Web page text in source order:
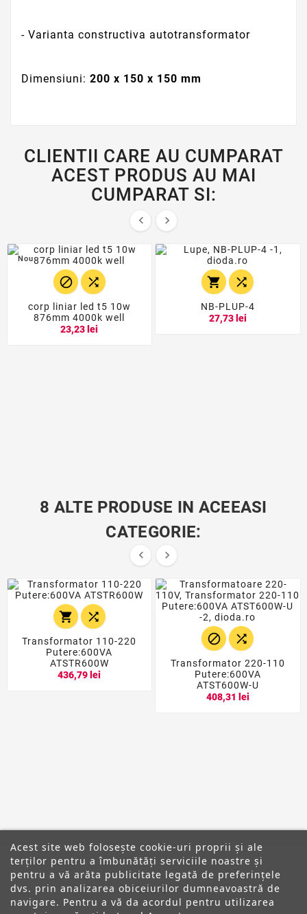
- Varianta constructiva autotransformator
Dimensiuni: 200 x 150 x 150 mm
CLIENTII CARE AU CUMPARAT
ACEST PRODUS AU MAI
CUMPARAT SI:
 
Nou
 
corp liniar led t5 10w
876mm 4000k well
23,23 lei
 
NB-PLUP-4
27,73 lei
8 ALTE PRODUSE IN ACEEASI
CATEGORIE:
 
 
Transformator 110-220
Putere:600VA
ATSTR600W
436,79 lei
 
Transformator 220-110
Putere:600VA
ATST600W-U
408,31 lei
ANPC
Acest site web folosește cookie-uri proprii și ale
terților pentru a îmbunătăți serviciile noastre și
pentru a vă arăta publicitate legată de preferințele
dvs. prin analizarea obiceiurilor dumneavoastră de
navigare. Pentru a vă da acordul pentru utilizarea